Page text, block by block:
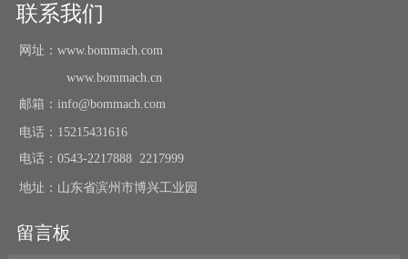
联系我们
网址：www.bommach.com
www.bommach.cn
邮箱：info@bommach.com
电话：15215431616
电话：0543-2217888 2217999
地址：山东省滨州市博兴工业园
留言板